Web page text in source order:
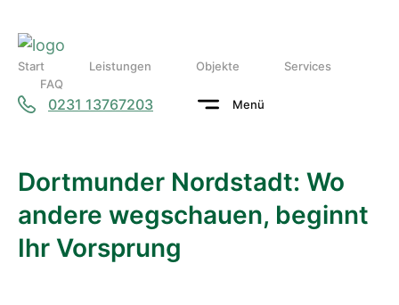
Start Leistungen Objekte
Services
FAQ
0231 13767203 Menü
Dortmunder Nordstadt: Wo
andere wegschauen, beginnt
Ihr Vorsprung